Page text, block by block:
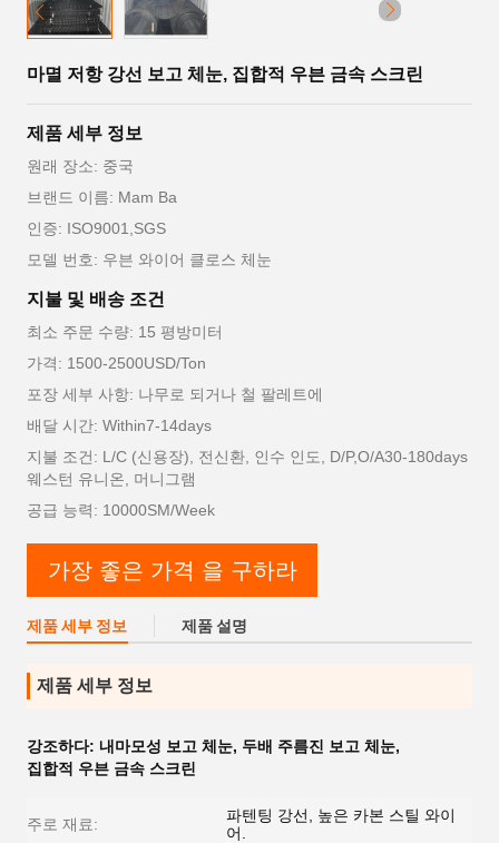
마멸 저항 강선 보고 체눈, 집합적 우븐 금속 스크린
제품 세부 정보
원래 장소: 중국
브랜드 이름: Mam Ba
인증: ISO9001,SGS
모델 번호: 우븐 와이어 클로스 체눈
지불 및 배송 조건
최소 주문 수량: 15 평방미터
가격: 1500-2500USD/Ton
포장 세부 사항: 나무로 되거나 철 팔레트에
배달 시간: Within7-14days
지불 조건: L/C (신용장), 전신환, 인수 인도, D/P,O/A30-180days
웨스턴 유니온, 머니그램
공급 능력: 10000SM/Week
가장 좋은 가격 을 구하라
제품 세부 정보 제품 설명
제품 세부 정보
강조하다: 내마모성 보고 체눈, 두배 주름진 보고 체눈,
집합적 우븐 금속 스크린
주로 재료:
파텐팅 강선, 높은 카본 스틸 와이
어.